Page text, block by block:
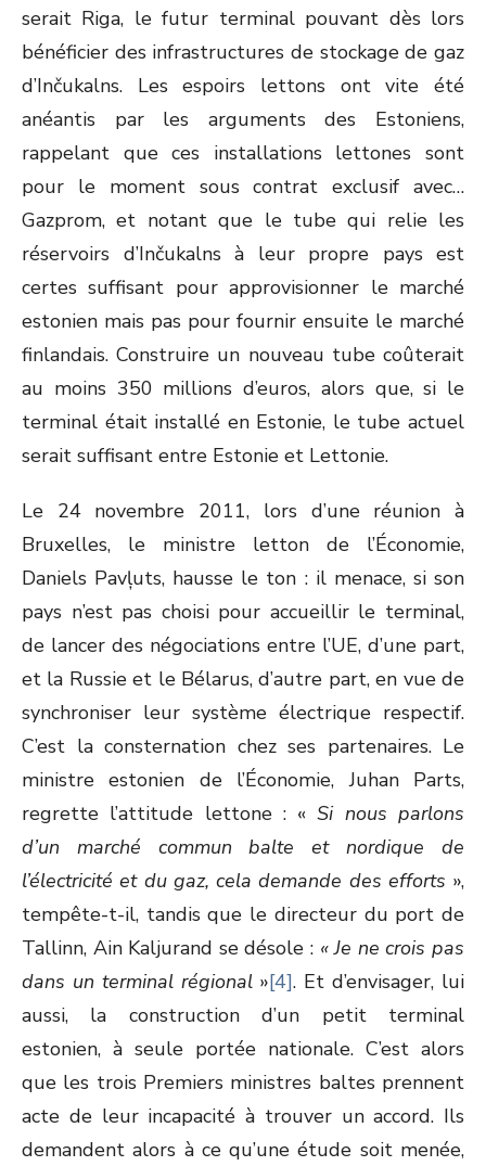
serait Riga, le futur terminal pouvant dès lors
bénéficier des infrastructures de stockage de gaz
d’Inčukalns. Les espoirs lettons ont vite été
anéantis par les arguments des Estoniens,
rappelant que ces installations lettones sont
pour le moment sous contrat exclusif avec…
Gazprom, et notant que le tube qui relie les
réservoirs d’Inčukalns à leur propre pays est
certes suffisant pour approvisionner le marché
estonien mais pas pour fournir ensuite le marché
finlandais. Construire un nouveau tube coûterait
au moins 350 millions d’euros, alors que, si le
terminal était installé en Estonie, le tube actuel
serait suffisant entre Estonie et Lettonie.
Le 24 novembre 2011, lors d’une réunion à
Bruxelles, le ministre letton de l’Économie,
Daniels Pavļuts, hausse le ton : il menace, si son
pays n’est pas choisi pour accueillir le terminal,
de lancer des négociations entre l’UE, d’une part,
et la Russie et le Bélarus, d’autre part, en vue de
synchroniser leur système électrique respectif.
C’est la consternation chez ses partenaires. Le
ministre estonien de l’Économie, Juhan Parts,
regrette l’attitude lettone : «Si nous parlons
d’un marché commun balte et nordique de
l’électricité et du gaz, cela demande des efforts »,
tempête-t-il, tandis que le directeur du port de
Tallinn, Ain Kaljurand se désole : « Je ne crois pas
dans un terminal régional »[4]. Et d’envisager, lui
aussi, la construction d’un petit terminal
estonien, à seule portée nationale. C’est alors
que les trois Premiers ministres baltes prennent
acte de leur incapacité à trouver un accord. Ils
demandent alors à ce qu’une étude soit menée,